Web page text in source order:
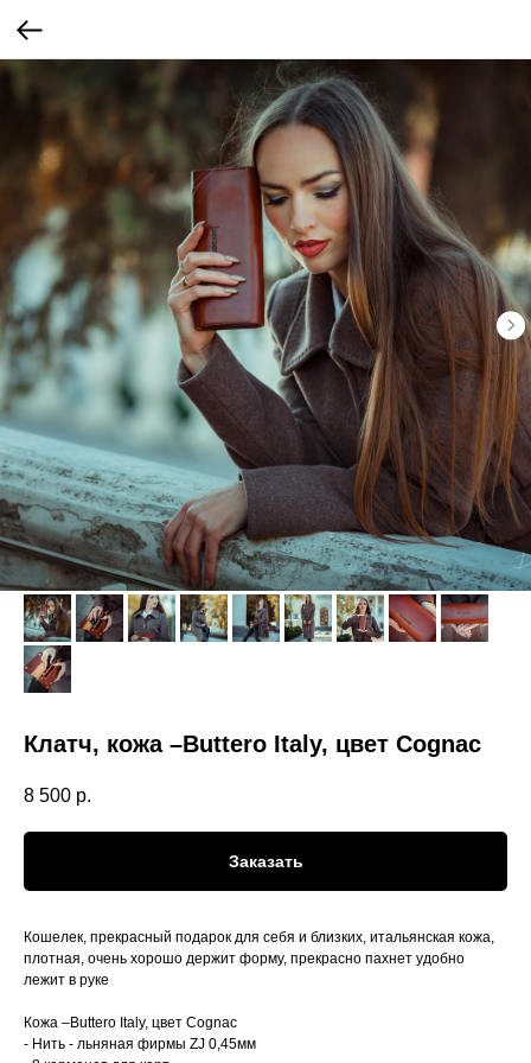
Клатч, кожа –Buttero Italy, цвет Cognac
8 500 р.
Заказать
Кошелек, прекрасный подарок для себя и близких, итальянская кожа,
плотная, очень хорошо держит форму, прекрасно пахнет удобно
лежит в руке
Кожа –Buttero Italy, цвет Cognac
- Нить - льняная фирмы ZJ 0,45мм